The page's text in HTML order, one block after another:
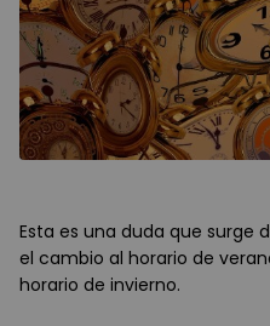
Esta es una duda que surge
el cambio al horario de
horario de invierno.